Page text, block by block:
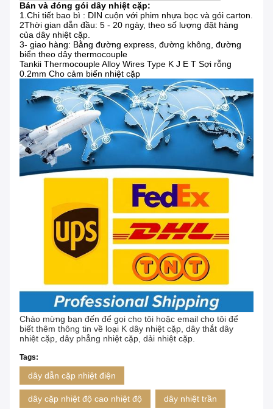
Bán và đóng gói dây nhiệt cặp:
1.Chi tiết bao bì : DIN cuộn với phim nhựa bọc và gói carton.
2Thời gian dẫn đầu: 5 - 20 ngày, theo số lượng đặt hàng
của dây nhiệt cặp.
3- giao hàng: Bằng đường express, đường không, đường
biển theo dây thermocouple
Tankii Thermocouple Alloy Wires Type K J E T Sợi rỗng
0.2mm Cho cảm biến nhiệt cặp
Chào mừng bạn đến để gọi cho tôi hoặc email cho tôi để
biết thêm thông tin về loại K dây nhiệt cặp, dây thắt dây
nhiệt cặp, dây phẳng nhiệt cặp, dải nhiệt cặp.
Tags:
dây dẫn cặp nhiệt điện
dây cặp nhiệt độ cao nhiệt độ dây nhiệt trần